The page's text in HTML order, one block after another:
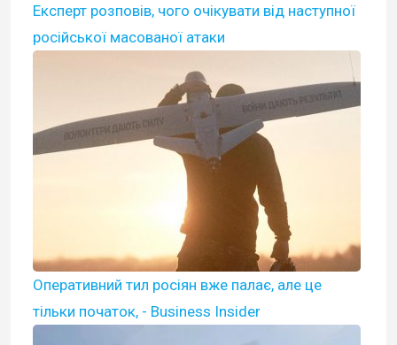
Експерт розповів, чого очікувати від наступної
російської масованої атаки
Оперативний тил росіян вже палає, але це
тільки початок, - Business Insider